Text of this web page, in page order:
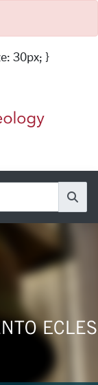
30px; }